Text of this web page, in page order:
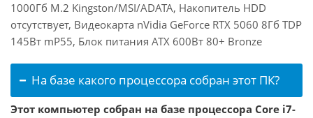
1000Гб M.2 Kingston/MSI/ADATA, Накопитель HDD
отсутствует, Видеокарта nVidia GeForce RTX 5060 8Гб TDP
145Вт mP55, Блок питания ATX 600Вт 80+ Bronze
На базе какого процессора собран этот ПК?
Этот компьютер собран на базе процессора Core i7-